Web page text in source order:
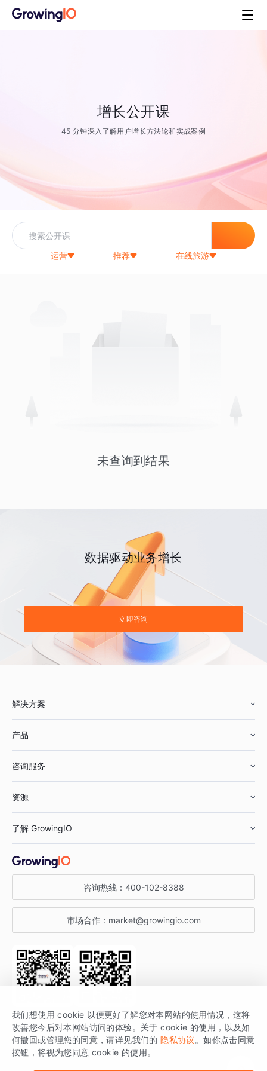
增长公开课
45 分钟深入了解用户增长方法论和实战案例
运营 推荐 在线旅游
未查询到结果
数据驱动业务增长
立即咨询
解决方案
鞋服行业
汽车行业
金融行业
产品
智能运营
获客分析
咨询服务
资源
增长公开课
增长博客
开发者文档
SDK 文档
场景指南
了解 GrowingIO
关于 GrowingIO
增长大会
行业活动
咨询热线： 400-102-8388
市场合作： market@growingio.com
关注公众号 获取更多干货
GrowingIO 是专注于数据智能分析与增长的品牌，核心平台为 GrowingIO
分析云。
我们想使用 cookie 以便更好了解您对本网站的使用情况，这将
改善您今后对本网站访问的体验。关于 cookie 的使用，以及如
何撤回或管理您的同意，请详见我们的 隐私协议 。如你点击同意
按钮，将视为您同意 cookie 的使用。